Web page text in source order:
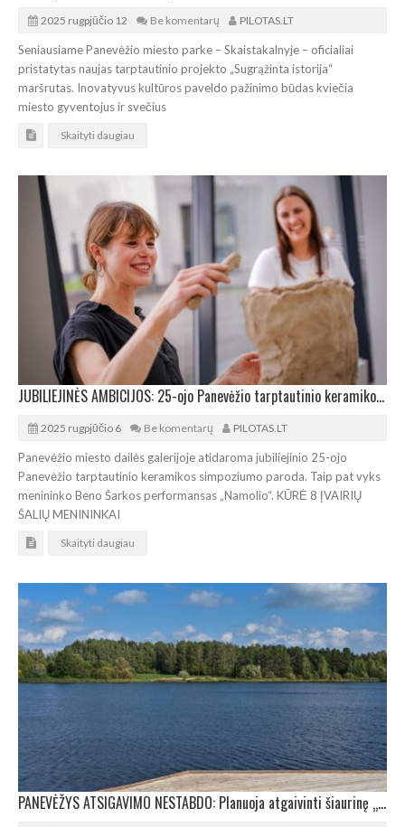
2025 rugpjūčio 12 Be komentarų PILOTAS.LT
Seniausiame Panevėžio miesto parke – Skaistakalnyje – oficialiai
pristatytas naujas tarptautinio projekto „Sugrąžinta istorija“
maršrutas. Inovatyvus kultūros paveldo pažinimo būdas kviečia
miesto gyventojus ir svečius
Skaityti daugiau
JUBILIEJINĖS AMBICIJOS: 25-ojo Panevėžio tarptautinio keramikos simpoziumo paroda
2025 rugpjūčio 6 Be komentarų PILOTAS.LT
Panevėžio miesto dailės galerijoje atidaroma jubiliejinio 25-ojo
Panevėžio tarptautinio keramikos simpoziumo paroda. Taip pat vyks
menininko Beno Šarkos performansas „Namolio“. KŪRĖ 8 ĮVAIRIŲ
ŠALIŲ MENININKAI
Skaityti daugiau
PANEVĖŽYS ATSIGAVIMO NESTABDO: Planuoja atgaivinti šiaurinę „Ekrano“ marių pakrantę